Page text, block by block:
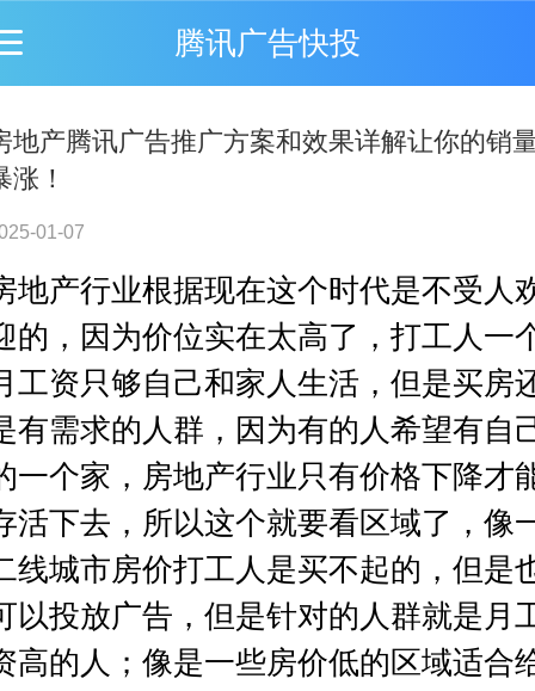
腾讯广告快投
地产腾讯广告推广方案和效果详解让你的销
涨！
01-07
地产行业根据现在这个时代是不受人
的，因为价位实在太高了，打工人一
工资只够自己和家人生活，但是买房
有需求的人群，因为有的人希望有自
一个家，房地产行业只有价格下降才
活下去，所以这个就要看区域了，像
线城市房价打工人是买不起的，但是
以投放广告，但是针对的人群就是月
高的人；像是一些房价低的区域适合